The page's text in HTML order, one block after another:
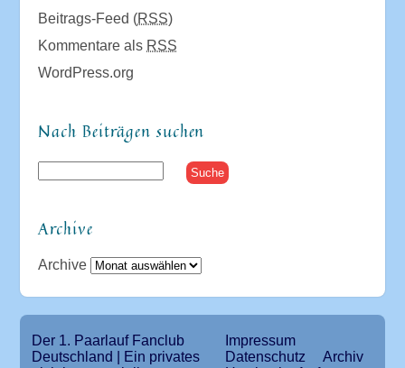
Beitrags-Feed (RSS)
Kommentare als RSS
WordPress.org
Nach Beiträgen suchen
Archive
Archive
Der 1. Paarlauf Fanclub
Deutschland | Ein privates
Impressum
Datenschutz
Archiv